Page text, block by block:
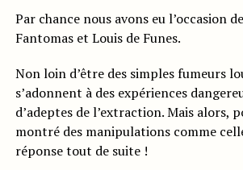
Par chance nous avons eu l’occasion
Fantomas et Louis de Funes.
Non loin d’être des simples fumeurs
s’adonnent à des expériences
d’adeptes de l’extraction. Mais alors,
montré des manipulations comme
réponse tout de suite !